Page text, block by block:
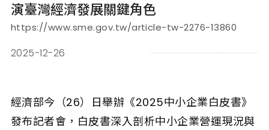
演臺灣經濟發展關鍵角色
https://www.sme.gov.tw/article-tw-2276-13860
2025-12-26
經濟部今（26）日舉辦《2025中小企業白皮書》
發布記者會，白皮書深入剖析中小企業營運現況與